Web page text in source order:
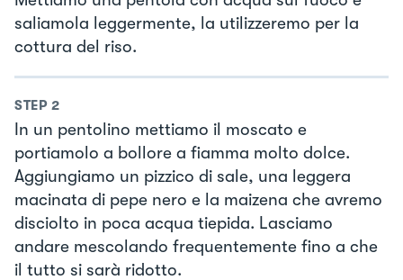
saliamola leggermente, la utilizzeremo per la
cottura del riso.
STEP 2
In un pentolino mettiamo il moscato e
portiamolo a bollore a fiamma molto dolce.
Aggiungiamo un pizzico di sale, una leggera
macinata di pepe nero e la maizena che avremo
disciolto in poca acqua tiepida. Lasciamo
andare mescolando frequentemente fino a che
il tutto si sarà ridotto.